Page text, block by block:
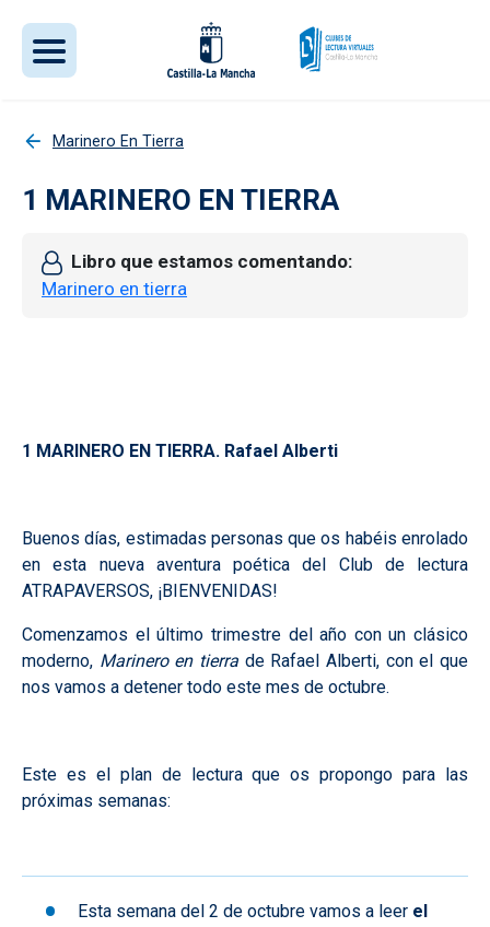
Marinero En Tierra
1 MARINERO EN TIERRA
Libro que estamos comentando
Marinero en tierra
1 MARINERO EN TIERRA. Rafael Alberti
Buenos días, estimadas personas que os habéis enrolado
en esta nueva aventura poética del Club de lectura
ATRAPAVERSOS, ¡BIENVENIDAS!
Comenzamos el último trimestre del año con un clásico
moderno, Marinero en tierra de Rafael Alberti, con el que
nos vamos a detener todo este mes de octubre.
Este es el plan de lectura que os propongo para las
próximas semanas:
Esta semana del 2 de octubre vamos a leer el